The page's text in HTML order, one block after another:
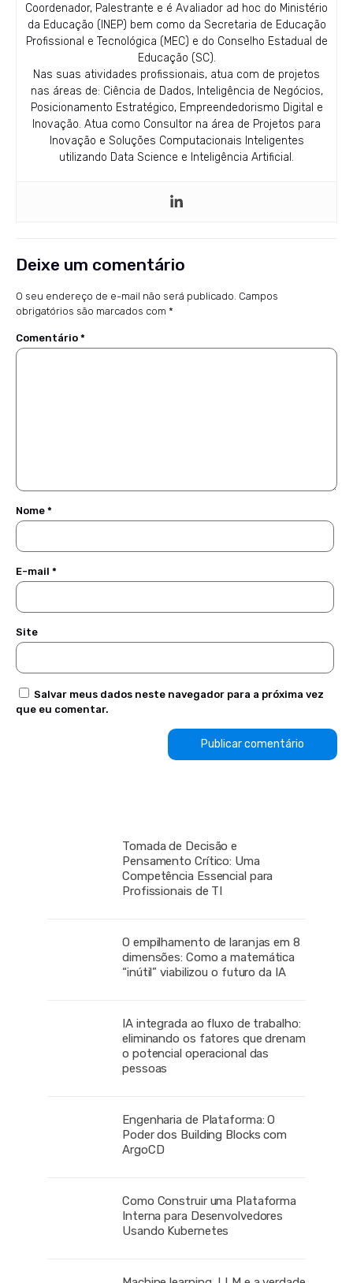
Coordenador, Palestrante e é Avaliador ad hoc do Ministério
da Educação (INEP) bem como da Secretaria de Educação
Profissional e Tecnológica (MEC) e do Conselho Estadual de
Educação (SC).
Nas suas atividades profissionais, atua com de projetos
nas áreas de: Ciência de Dados, Inteligência de Negócios,
Posicionamento Estratégico, Empreendedorismo Digital e
Inovação. Atua como Consultor na área de Projetos para
Inovação e Soluções Computacionais Inteligentes
utilizando Data Science e Inteligência Artificial.
Deixe um comentário
O seu endereço de e-mail não será publicado. Campos
obrigatórios são marcados com *
Comentário *
Nome *
E-mail *
Site
Salvar meus dados neste navegador para a próxima vez
que eu comentar.
Tomada de Decisão e
Pensamento Crítico: Uma
Competência Essencial para
Profissionais de TI
O empilhamento de laranjas em 8
dimensões: Como a matemática
“inútil” viabilizou o futuro da IA
IA integrada ao fluxo de trabalho:
eliminando os fatores que drenam
o potencial operacional das
pessoas
Engenharia de Plataforma: O
Poder dos Building Blocks com
ArgoCD
Como Construir uma Plataforma
Interna para Desenvolvedores
Usando Kubernetes